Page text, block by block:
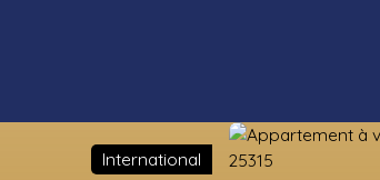
International